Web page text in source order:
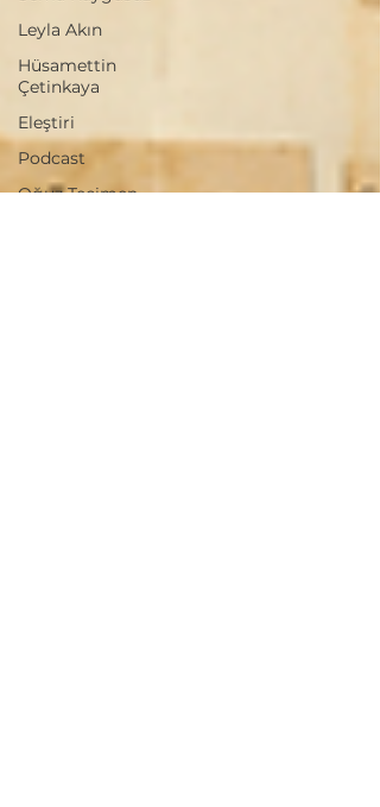
Leyla Akın
Hüsamettin
Çetinkaya
Eleştiri
Podcast
Oğuz Tecimen